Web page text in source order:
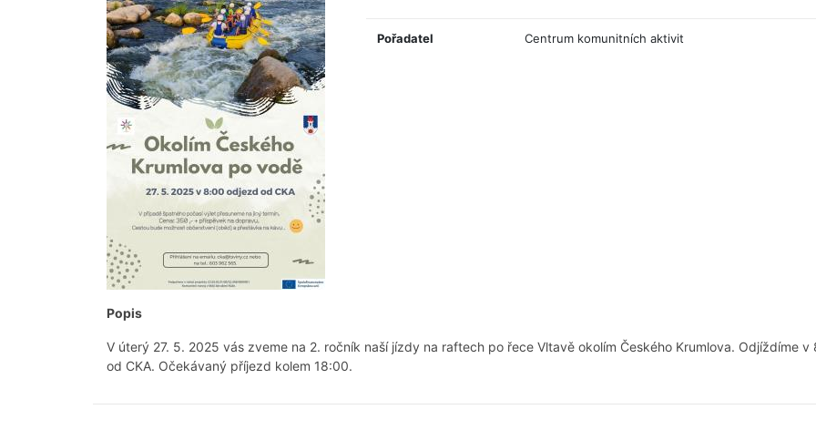
Pořadatel Centrum komunitních aktivit
Popis
V úterý 27. 5. 2025 vás zveme na 2. ročník naší jízdy na raftech po řece Vltavě okolím Českého Krumlova. Odjíždíme v
od CKA. Očekávaný příjezd kolem 18:00.